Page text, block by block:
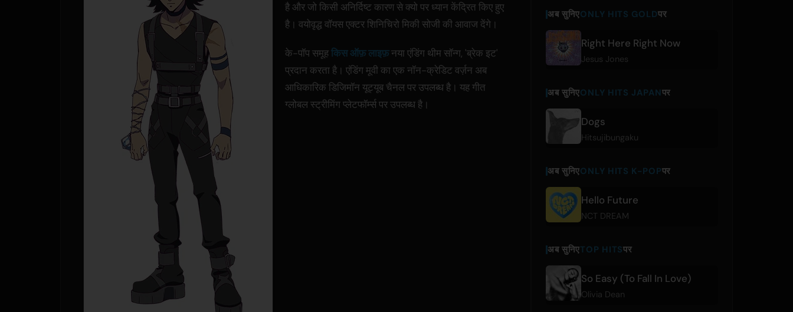
है और जो किसी अनिर्दिष्ट कारण से क्यो पर ध्यान केंद्रित किए हुए
है। वयोवृद्ध वॉयस एक्टर शिनिचिरो मिकी सोजी की आवाज देंगे।
के-पॉप समूहकिस ऑफ़ लाइफ़नया एंडिंग थीम सॉन्ग, 'ब्रेक इट'
प्रदान करता है। एंडिंग मूवी का एक नॉन-क्रेडिट वर्ज़न अब
आधिकारिक डिजिमॉन यूट्यूब चैनल पर उपलब्ध है। यह गीत
ग्लोबल स्ट्रीमिंग प्लेटफॉर्म्स पर उपलब्ध है।
अब सुनिएONLY HITS GOLDपर
Right Here Right Now
Jesus Jones
अब सुनिएONLY HITS JAPANपर
Dogs
Hitsujibungaku
अब सुनिएONLY HITS K-POPपर
Hello Future
NCT DREAM
अब सुनिएTOP HITSपर
So Easy (To Fall In Love)
Olivia Dean